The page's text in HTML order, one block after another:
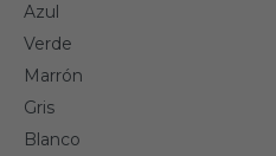
Azul
Verde
Marrón
Gris
Blanco